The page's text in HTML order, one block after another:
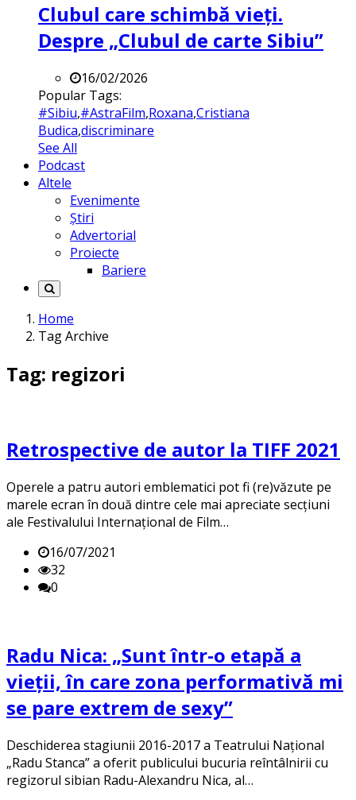
Clubul care schimbă vieți.
Despre „Clubul de carte Sibiu”
16/02/2026
Popular Tags:
#Sibiu,#AstraFilm,Roxana,Cristiana
Budica,discriminare
See All
Podcast
Altele
Evenimente
Știri
Advertorial
Proiecte
Bariere
Home
Tag Archive
Tag: regizori
Retrospective de autor la TIFF 2021
Operele a patru autori emblematici pot fi (re)văzute pe
marele ecran în două dintre cele mai apreciate secțiuni
ale Festivalului Internațional de Film…
16/07/2021
32
0
Radu Nica: „Sunt într-o etapă a
vieții, în care zona performativă mi
se pare extrem de sexy”
Deschiderea stagiunii 2016-2017 a Teatrului Naţional
„Radu Stanca” a oferit publicului bucuria reîntâlnirii cu
regizorul sibian Radu-Alexandru Nica, al…